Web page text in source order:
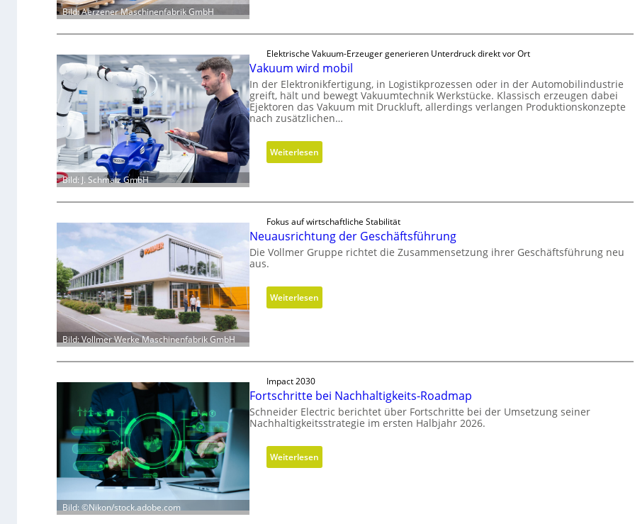
Bild: Aerzener Maschinenfabrik GmbH
t
e
g
i
s
c
h
e
N
a
s
r
i
h
t
Bild: J. Schmalz GmbH
Elektrische Vakuum-Erzeuger generieren Unterdruck direkt vor Ort
Vakuum wird mobil
In der Elektronikfertigung, in Logistikprozessen oder in der Automobilindustrie
greift, hält und bewegt Vakuumtechnik Werkstücke. Klassisch erzeugen dabei
Ejektoren das Vakuum mit Druckluft, allerdings verlangen Produktionskonzepte
nach zusätzlichen…
Weiterlesen:
V
u
m
w
r
d
i
Bild: Vollmer Werke Maschinenfabrik GmbH
Fokus auf wirtschaftliche Stabilität
Neuausrichtung der Geschäftsführung
Die Vollmer Gruppe richtet die Zusammensetzung ihrer Geschäftsführung neu
aus.
Weiterlesen:
N
r
i
c
h
t
Bild: ©Nikon/stock.adobe.com
Impact 2030
Fortschritte bei Nachhaltigkeits-Roadmap
Schneider Electric berichtet über Fortschritte bei der Umsetzung seiner
Nachhaltigkeitsstrategie im ersten Halbjahr 2026.
Weiterlesen:
F